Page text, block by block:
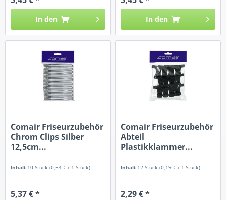
In den In den
Comair Friseurzubehör
Chrom Clips Silber
12,5cm...
Inhalt 10 Stück(0,54 € / 1 Stück)
5,37 € *
Comair Friseurzubehör
Abteil
Plastikklammer...
Inhalt 12 Stück(0,19 € / 1 Stück)
2,29 € *